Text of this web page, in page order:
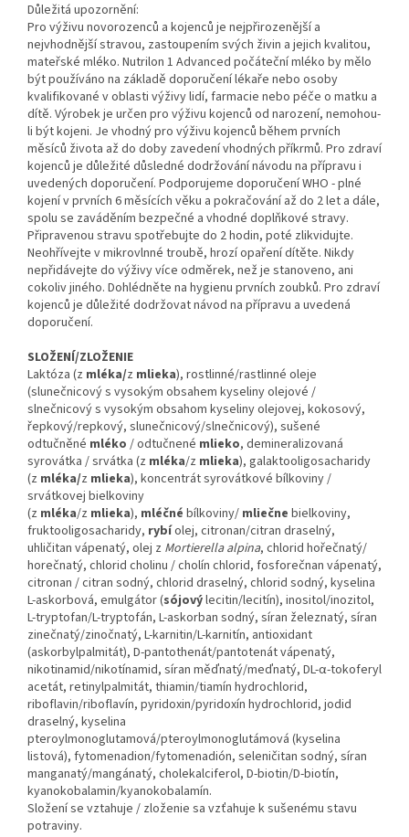
Důležitá upozornění:
Pro výživu novorozenců a kojenců je nejpřirozenější a
nejvhodnější stravou, zastoupením svých živin a jejich kvalitou,
mateřské mléko. Nutrilon 1 Advanced počáteční mléko by mělo
být používáno na základě doporučení lékaře nebo osoby
kvalifikované v oblasti výživy lidí, farmacie nebo péče o matku a
dítě. Výrobek je určen pro výživu kojenců od narození, nemohou-
li být kojeni. Je vhodný pro výživu kojenců během prvních
měsíců života až do doby zavedení vhodných příkrmů. Pro zdraví
kojenců je důležité důsledné dodržování návodu na přípravu i
uvedených doporučení. Podporujeme doporučení WHO - plné
kojení v prvních 6 měsících věku a pokračování až do 2 let a dále,
spolu se zaváděním bezpečné a vhodné doplňkové stravy.
Připravenou stravu spotřebujte do 2 hodin, poté zlikvidujte.
Neohřívejte v mikrovlnné troubě, hrozí opaření dítěte. Nikdy
nepřidávejte do výživy více odměrek, než je stanoveno, ani
cokoliv jiného. Dohlédněte na hygienu prvních zoubků. Pro zdraví
kojenců je důležité dodržovat návod na přípravu a uvedená
doporučení.
SLOŽENÍ/ZLOŽENIE
Laktóza (z mléka/z mlieka), rostlinné/rastlinné oleje
(slunečnicový s vysokým obsahem kyseliny olejové /
slnečnicový s vysokým obsahom kyseliny olejovej, kokosový,
řepkový/repkový, slunečnicový/slnečnicový), sušené
odtučněné mléko / odtučnené mlieko, demineralizovaná
syrovátka / srvátka (z mléka/z mlieka), galaktooligosacharidy
(z mléka/z mlieka), koncentrát syrovátkové bílkoviny /
srvátkovej bielkoviny
(z mléka/z mlieka), mléčné bílkoviny/ mliečne bielkoviny,
fruktooligosacharidy, rybíolej, citronan/citran draselný,
uhličitan vápenatý, olej z Mortierella alpina, chlorid hořečnatý/
horečnatý, chlorid cholinu / cholín chlorid, fosforečnan vápenatý,
citronan / citran sodný, chlorid draselný, chlorid sodný, kyselina
L-askorbová, emulgátor (sójovýlecitin/lecitín), inositol/inozitol,
L-tryptofan/L-tryptofán, L-askorban sodný, síran železnatý, síran
zinečnatý/zinočnatý, L-karnitin/L-karnitín, antioxidant
(askorbylpalmitát), D-pantothenát/pantotenát vápenatý,
nikotinamid/nikotínamid, síran měďnatý/meďnatý, DL-α-tokoferyl
acetát, retinylpalmitát, thiamin/tiamín hydrochlorid,
riboflavin/riboflavín, pyridoxin/pyridoxín hydrochlorid, jodid
draselný, kyselina
pteroylmonoglutamová/pteroylmonoglutámová (kyselina
listová), fytomenadion/fytomenadión, seleničitan sodný, síran
manganatý/mangánatý, cholekalciferol, D-biotin/D-biotín,
kyanokobalamin/kyanokobalamín.
Složení se vztahuje / zloženie sa vzťahuje k sušenému stavu
potraviny.